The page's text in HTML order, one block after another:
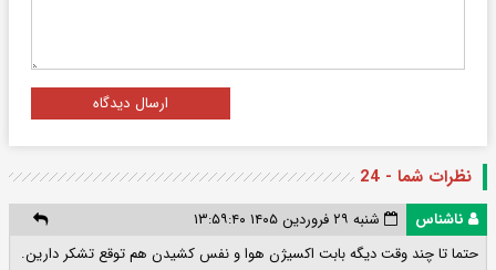
ارسال دیدگاه
نظرات شما - 24
ناشناس
شنبه ۲۹ فروردین ۱۴۰۵ ۱۳:۵۹:۴۰
حتما تا چند وقت دیگه بابت اکسیژن هوا و نفس کشیدن هم توقع تشکر دارین.